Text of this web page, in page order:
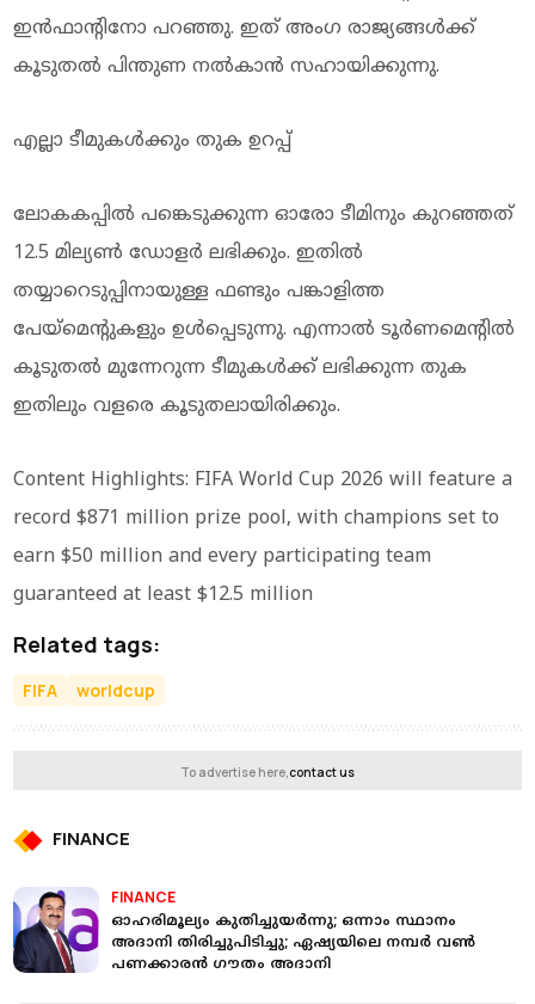
ഇന്‍ഫാന്റിനോ പറഞ്ഞു. ഇത് അംഗ രാജ്യങ്ങള്‍ക്ക്
കൂടുതല്‍ പിന്തുണ നല്‍കാന്‍ സഹായിക്കുന്നു.
എല്ലാ ടീമുകള്‍ക്കും തുക ഉറപ്പ്
ലോകകപ്പില്‍ പങ്കെടുക്കുന്ന ഓരോ ടീമിനും കുറഞ്ഞത്
12.5 മില്യണ്‍ ഡോളര്‍ ലഭിക്കും. ഇതില്‍
തയ്യാറെടുപ്പിനായുള്ള ഫണ്ടും പങ്കാളിത്ത
പേയ്‌മെന്റുകളും ഉള്‍പ്പെടുന്നു. എന്നാല്‍ ടൂര്‍ണമെന്റില്‍
കൂടുതല്‍ മുന്നേറുന്ന ടീമുകള്‍ക്ക് ലഭിക്കുന്ന തുക
ഇതിലും വളരെ കൂടുതലായിരിക്കും.
Content Highlights: FIFA World Cup 2026 will feature a
record $871 million prize pool, with champions set to
earn $50 million and every participating team
guaranteed at least $12.5 million
Related tags:
FIFA worldcup
To advertise here,contact us
FINANCE
FINANCE
ഓഹരിമൂല്യം കുതിച്ചുയർന്നു; ഒന്നാം സ്ഥാനം
അദാനി തിരിച്ചുപിടിച്ചു; ഏഷ്യയിലെ നമ്പർ വൺ
പണക്കാരൻ ഗൗതം അദാനി